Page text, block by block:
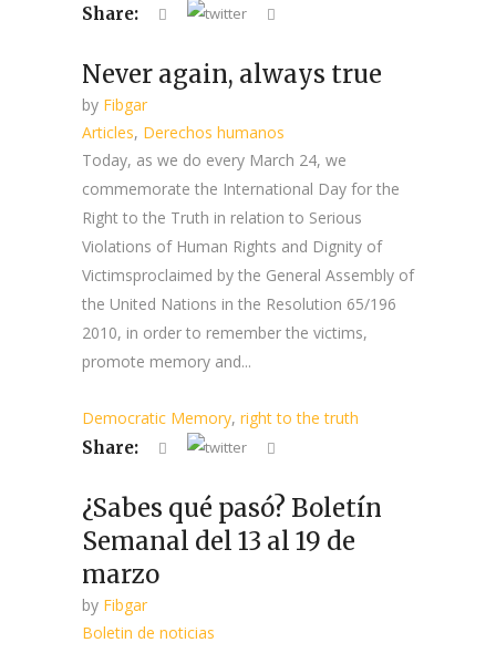
Share:
Never again, always true
by Fibgar
Articles, Derechos humanos
Today, as we do every March 24, we
commemorate the International Day for the
Right to the Truth in relation to Serious
Violations of Human Rights and Dignity of
Victimsproclaimed by the General Assembly of
the United Nations in the Resolution 65/196
2010, in order to remember the victims,
promote memory and...
Democratic Memory, right to the truth
Share:
¿Sabes qué pasó? Boletín
Semanal del 13 al 19 de
marzo
by Fibgar
Boletin de noticias